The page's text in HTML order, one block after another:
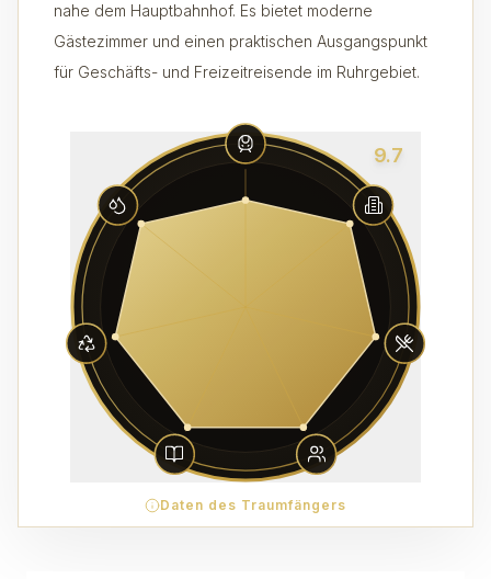
nahe dem Hauptbahnhof. Es bietet moderne
Gästezimmer und einen praktischen Ausgangspunkt
für Geschäfts- und Freizeitreisende im Ruhrgebiet.
9.7
Daten des Traumfängers